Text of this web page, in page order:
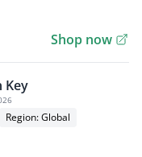
Shop now
Key
Region: Global